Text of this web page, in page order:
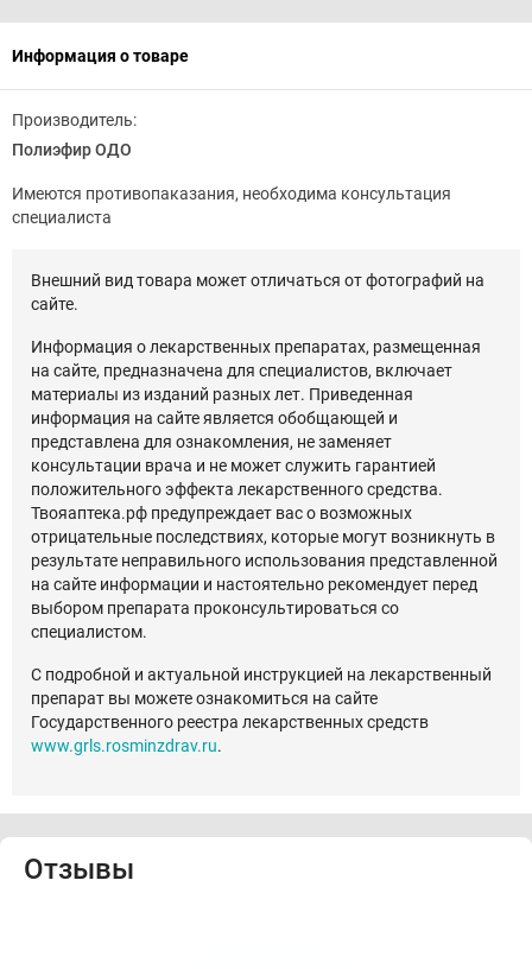
Информация о товаре
Производитель:
Полиэфир ОДО
Имеются противопаказания, необходима консультация
специалиста
Внешний вид товара может отличаться от фотографий на
сайте.
Информация о лекарственных препаратах, размещенная
на сайте, предназначена для специалистов, включает
материалы из изданий разных лет. Приведенная
информация на сайте является обобщающей и
представлена для ознакомления, не заменяет
консультации врача и не может служить гарантией
положительного эффекта лекарственного средства.
Твояаптека.рф предупреждает вас о возможных
отрицательные последствиях, которые могут возникнуть в
результате неправильного использования представленной
на сайте информации и настоятельно рекомендует перед
выбором препарата проконсультироваться со
специалистом.
С подробной и актуальной инструкцией на лекарственный
препарат вы можете ознакомиться на сайте
Государственного реестра лекарственных средств
www.grls.rosminzdrav.ru.
Отзывы